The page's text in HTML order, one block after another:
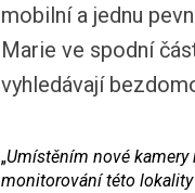
mobilní a jednu
Marie ve spodní
vyhledávají
„Umístěním nové
monitorování této